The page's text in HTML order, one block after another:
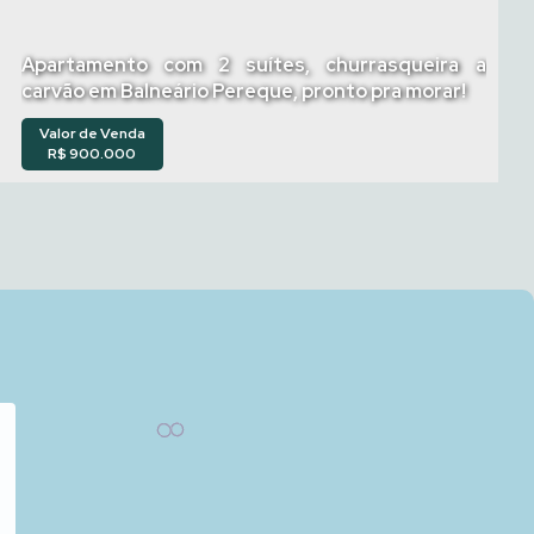
Apartamento com 2 suítes, churrasqueira a
carvão em Balneário Pereque, pronto pra morar!
R$900.000
Valor de Venda